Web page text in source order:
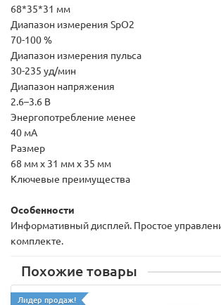
68*35*31 мм
Диапазон измерения SpO2
70-100 %
Диапазон измерения пульса
30-235 уд/мин
Диапазон напряжения
2.6–3.6 В
Энергопотребление менее
40 мА
Размер
68 мм x 31 мм x 35 мм
Ключевые преимущества
Особенности
Информативный дисплей. Простое
комплекте.
Похожие товары
Лидер продаж!